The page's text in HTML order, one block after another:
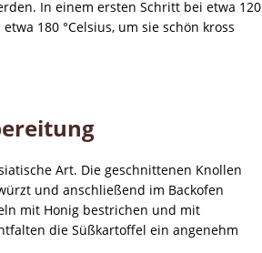
In einem ersten Schritt bei etwa 120
180 °Celsius, um sie schön kross
Art. Die geschnittenen Knollen
und anschließend im Backofen
mit Honig bestrichen und mit
die Süßkartoffel ein angenehm